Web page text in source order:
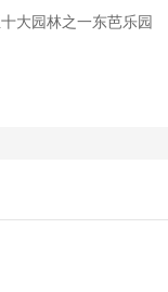
大园林之一东芭乐园